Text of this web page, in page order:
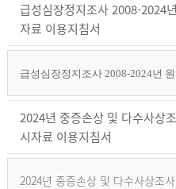
급성심장정지조사 2008-2024
자료 이용지침서
급성심장정지조사 2008-2024년
2024년 중증손상 및 다수사상
시자료 이용지침서
2024년 중증손상 및 다수사상조